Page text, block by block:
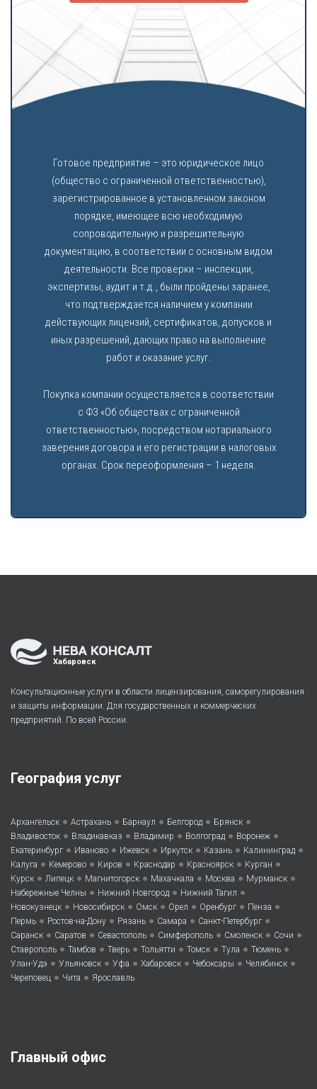
Готовое предприятие – это юридическое лицо
(общество с ограниченной ответственностью),
зарегистрированное в установленном законом
порядке, имеющее всю необходимую
сопроводительную и разрешительную
документацию, в соответствии с основным видом
деятельности. Все проверки – инспекции,
экспертизы, аудит и т.д., были пройдены заранее,
что подтверждается наличием у компании
действующих лицензий, сертификатов, допусков и
иных разрешений, дающих право на выполнение
работ и оказание услуг.
Покупка компании осуществляется в соответствии
с ФЗ «Об обществах с ограниченной
ответственностью», посредством нотариального
заверения договора и его регистрации в налоговых
органах. Срок переоформления – 1 неделя.
Хабаровск
Консультационные услуги в области лицензирования, саморегулирования
и защиты информации. Для государственных и коммерческих
предприятий. По всей России.
География услуг
Архангельск • Астрахань • Барнаул • Белгород • Брянск •
Владивосток • Владикавказ • Владимир • Волгоград • Воронеж •
Екатеринбург • Иваново • Ижевск • Иркутск • Казань • Калининград •
Калуга • Кемерово • Киров • Краснодар • Красноярск • Курган •
Курск • Липецк • Магнитогорск • Махачкала • Москва • Мурманск •
Набережные Челны • Нижний Новгород • Нижний Тагил •
Новокузнецк • Новосибирск • Омск • Орел • Оренбург • Пенза •
Пермь • Ростов-на-Дону • Рязань • Самара • Санкт-Петербург •
Саранск • Саратов • Севастополь • Симферополь • Смоленск • Сочи •
Ставрополь • Тамбов • Тверь • Тольятти • Томск • Тула • Тюмень •
Улан-Удэ • Ульяновск • Уфа • Хабаровск • Чебоксары • Челябинск •
Череповец • Чита • Ярославль
Главный офис